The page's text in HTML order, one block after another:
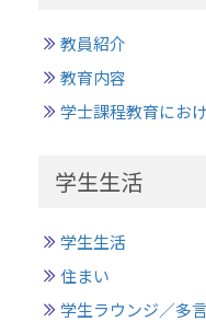
教員紹介
教育内容
学士課程教育にお
学生生活
学生生活
住まい
学生ラウンジ／多